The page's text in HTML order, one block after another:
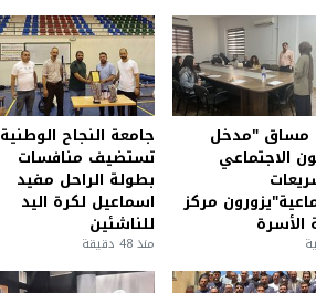
مساق "مدخل
الاجتماعي
مركز
الأسرة
جامعة النجاح الوطنية
تستضيف منافسات
بطولة الراحل مفيد
اسماعيل لكرة اليد
للناشئين
منذ 48 دقيقة